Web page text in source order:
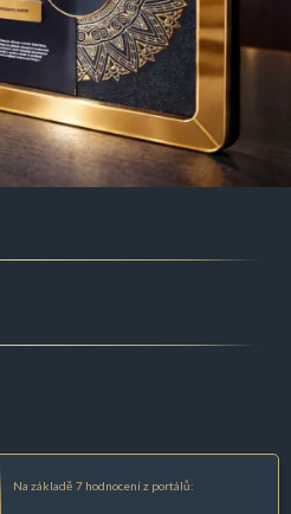
Na základě 7 hodnocení z portálů: